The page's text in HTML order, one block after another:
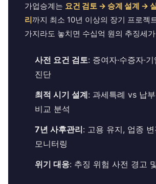
가업승계는 요건 검토 → 승계 설계 →
리까지 최소 10년 이상의 장기 프로젝
가지라도 놓치면 수십억 원의 추징세
사전 요건 검토: 증여자·수증자·
진단
최적 시기 설계: 과세특례 vs 납
비교 분석
7년 사후관리: 고용 유지, 업종
모니터링
위기 대응: 추징 위험 사전 경고